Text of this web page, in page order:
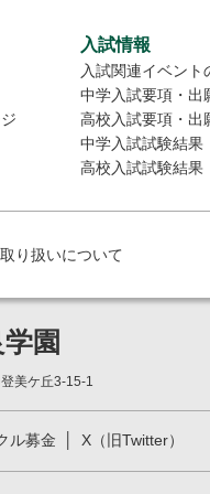
入試情報
入試関連イベント
中学入試要項・出
高校入試要項・出
中学入試試験結果
高校入試試験結果
り扱いについて
園
美ケ丘3-15-1
ル募金 X（旧Twitter）